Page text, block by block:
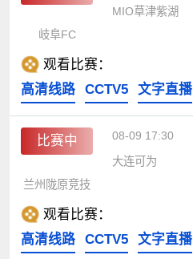
MIO草津紫湖
岐阜FC
观看比赛：
高清线路
CCTV5 文字直播
比赛中 08-09 17:30
大连可为
兰州陇原竞技
观看比赛：
高清线路
CCTV5 文字直播